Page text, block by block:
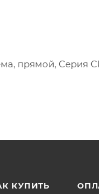
прямой, Серия
КУПИТЬ